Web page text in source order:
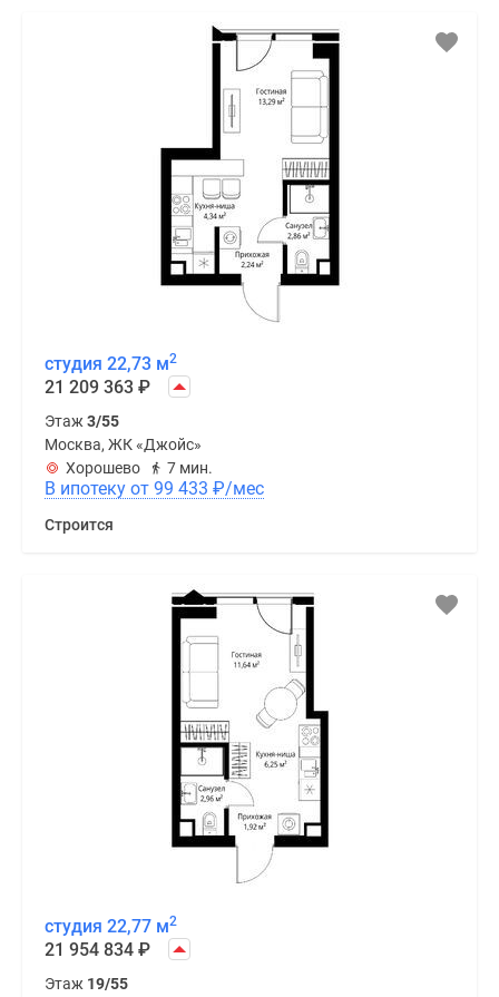
студия 22,73 м2
21 209 363 ₽
Этаж3/55
Москва, ЖК «Джойс»
Хорошево
7 мин.
В ипотеку от 99 433 ₽/мес
Строится
студия 22,77 м2
21 954 834 ₽
Этаж 19/55